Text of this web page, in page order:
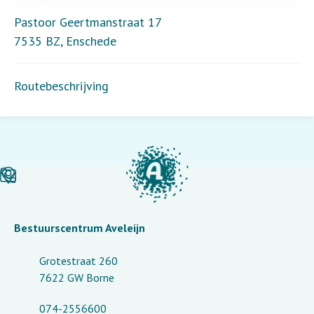
Pastoor Geertmanstraat 17
7535 BZ, Enschede
Routebeschrijving
Bestuurscentrum Aveleijn
Grotestraat 260
7622 GW Borne
074-2556600